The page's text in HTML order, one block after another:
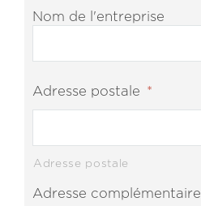
Nom de l'entreprise
Adresse postale *
Adresse postale
Adresse complémentaire